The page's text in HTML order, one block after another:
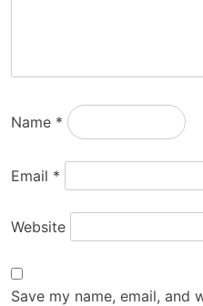
Name *
Email *
Website
Save my name, email,